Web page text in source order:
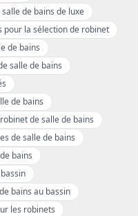
de bains de luxe
pour la sélection de robinet
de bains
salle de bains
de bains
de salle de bains
de salle de bains
bains
bains au bassin
les robinets